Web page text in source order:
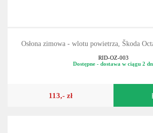
Osłona zimowa - wlotu powietrza, Škoda
RID-OZ-003
Dostępne - dostawa w ciągu 2
113,- zł